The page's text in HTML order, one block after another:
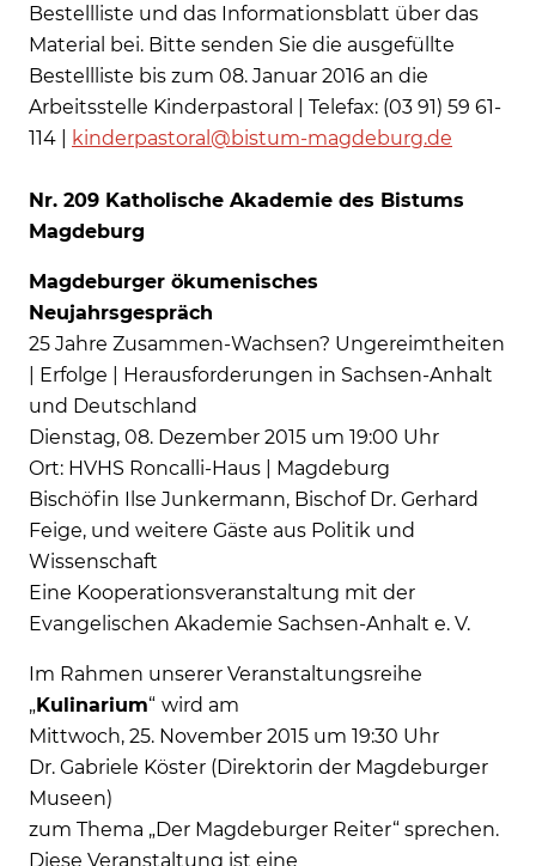
Bestellliste und das Informationsblatt über das
Material bei. Bitte senden Sie die ausgefüllte
Bestellliste bis zum 08. Januar 2016 an die
Arbeitsstelle Kinderpastoral | Telefax: (03 91) 59 61-
114 |
kinderpastoral@bistum-magdeburg.de
Nr. 209 Katholische Akademie des Bistums
Magdeburg
Magdeburger ökumenisches
Neujahrsgespräch
25 Jahre Zusammen-Wachsen? Ungereimtheiten
| Erfolge | Herausforderungen in Sachsen-Anhalt
und Deutschland
Dienstag, 08. Dezember 2015 um 19:00 Uhr
Ort: HVHS Roncalli-Haus | Magdeburg
Bischöfin Ilse Junkermann, Bischof Dr. Gerhard
Feige, und weitere Gäste aus Politik und
Wissenschaft
Eine Kooperationsveranstaltung mit der
Evangelischen Akademie Sachsen-Anhalt e. V.
Im Rahmen unserer Veranstaltungsreihe
„Kulinarium“ wird am
Mittwoch, 25. November 2015 um 19:30 Uhr
Dr. Gabriele Köster (Direktorin der Magdeburger
Museen)
zum Thema „Der Magdeburger Reiter“ sprechen.
Diese Veranstaltung ist eine